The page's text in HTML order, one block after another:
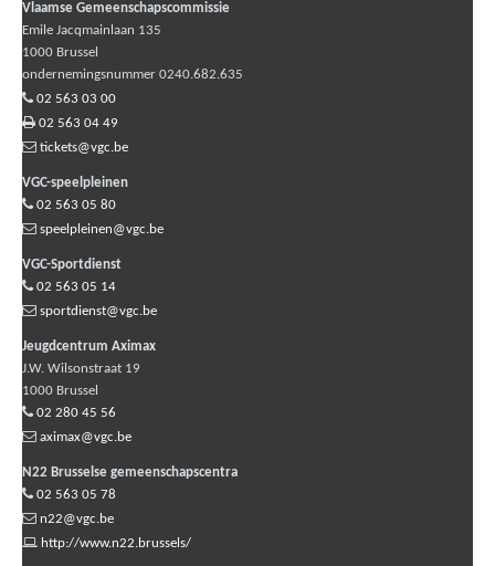
Vlaamse Gemeenschapscommissie
Emile Jacqmainlaan 135
1000 Brussel
ondernemingsnummer 0240.682.635
02 563 03 00
02 563 04 49
tickets@vgc.be
VGC-speelpleinen
02 563 05 80
speelpleinen@vgc.be
VGC-Sportdienst
02 563 05 14
sportdienst@vgc.be
Jeugdcentrum Aximax
J.W. Wilsonstraat 19
1000 Brussel
02 280 45 56
aximax@vgc.be
N22 Brusselse gemeenschapscentra
02 563 05 78
n22@vgc.be
http://www.n22.brussels/